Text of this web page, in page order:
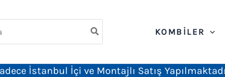
KOMBILER
İstanbul İçi ve Montajlı Satış